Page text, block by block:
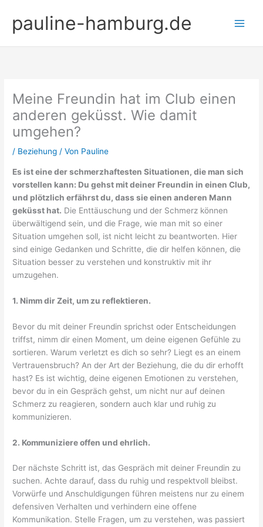
Inhalt
springen
pauline-hamburg.de
Meine Freundin hat im Club einen
anderen geküsst. Wie damit
umgehen?
/ Beziehung / Von Pauline
Es ist eine der schmerzhaftesten Situationen, die man sich
vorstellen kann: Du gehst mit deiner Freundin in einen Club,
und plötzlich erfährst du, dass sie einen anderen Mann
geküsst hat. Die Enttäuschung und der Schmerz können
überwältigend sein, und die Frage, wie man mit so einer
Situation umgehen soll, ist nicht leicht zu beantworten. Hier
sind einige Gedanken und Schritte, die dir helfen können, die
Situation besser zu verstehen und konstruktiv mit ihr
umzugehen.
1. Nimm dir Zeit, um zu reflektieren.
Bevor du mit deiner Freundin sprichst oder Entscheidungen
triffst, nimm dir einen Moment, um deine eigenen Gefühle zu
sortieren. Warum verletzt es dich so sehr? Liegt es an einem
Vertrauensbruch? An der Art der Beziehung, die du dir erhofft
hast? Es ist wichtig, deine eigenen Emotionen zu verstehen,
bevor du in ein Gespräch gehst, um nicht nur auf deinen
Schmerz zu reagieren, sondern auch klar und ruhig zu
kommunizieren.
2. Kommuniziere offen und ehrlich.
Der nächste Schritt ist, das Gespräch mit deiner Freundin zu
suchen. Achte darauf, dass du ruhig und respektvoll bleibst.
Vorwürfe und Anschuldigungen führen meistens nur zu einem
defensiven Verhalten und verhindern eine offene
Kommunikation. Stelle Fragen, um zu verstehen, was passiert